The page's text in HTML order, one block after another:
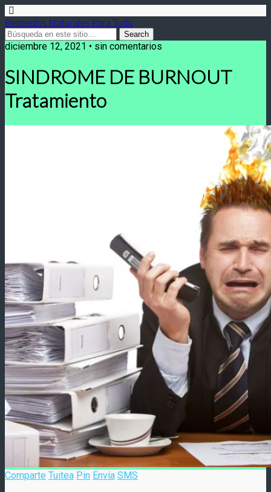
Remedios Naturales Para Todo
diciembre 12, 2021 • sin comentarios
SINDROME DE BURNOUT
Tratamiento
Comparte Tuitea Pin Envía SMS